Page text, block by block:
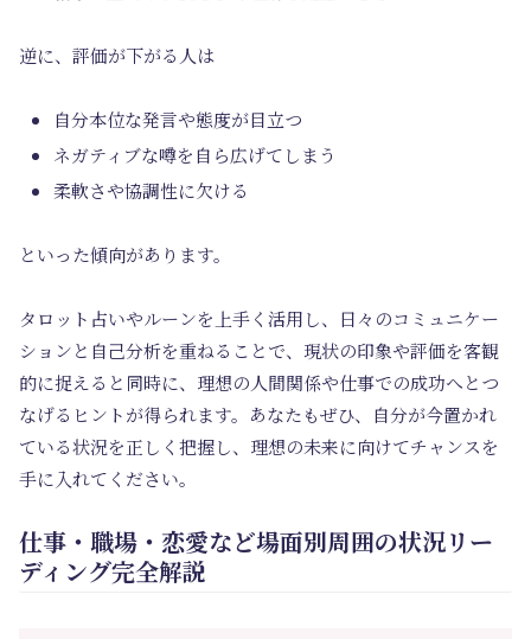
逆に、評価が下がる人は
自分本位な発言や態度が目立つ
ネガティブな噂を自ら広げてしまう
柔軟さや協調性に欠ける
といった傾向があります。
タロット占いやルーンを上手く活用し、日々のコミュニケー
ションと自己分析を重ねることで、現状の印象や評価を客観
的に捉えると同時に、理想の人間関係や仕事での成功へとつ
なげるヒントが得られます。あなたもぜひ、自分が今置かれ
ている状況を正しく把握し、理想の未来に向けてチャンスを
手に入れてください。
仕事・職場・恋愛など場面別周囲の状況リー
ディング完全解説